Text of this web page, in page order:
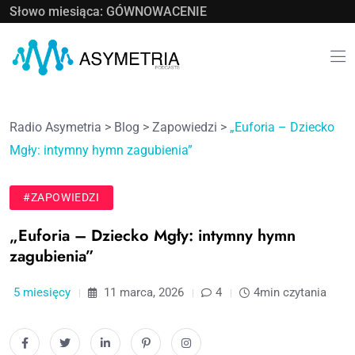
Słowo miesiąca: GÓWNOWACENIE
Radio Asymetria > Blog > Zapowiedzi > „Euforia – Dziecko
Mgły: intymny hymn zagubienia”
#ZAPOWIEDZI
„Euforia – Dziecko Mgły: intymny hymn
zagubienia”
5 miesięcy 11 marca, 2026 4 4min czytania